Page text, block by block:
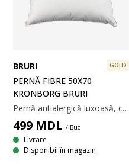
BRURI GOLD
PERNĂ FIBRE 50X70
KRONBORG BRURI
Pernă antialergică luxoasă, cu umplutură unică, asemănătoare pufului, din puf de fibră siliconizată, 800 g. Puful de fibră moale și ușor își păstrează volumul și este ușor de aranjat la loc. Țesătură deasă din 100% bumbac cambric, care nu permite pătrunderea acarienilor. Temperatură spălare: 60°C. Incl. pungă pentru depozitare. 50x70 cm
499 MDL / Buc
Livrare
Disponibil în magazin